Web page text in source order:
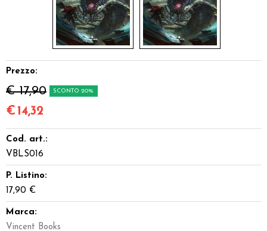
Prezzo:
€ 17,90 SCONTO 20%
€ 14,32
Cod. art.:
VBLS016
P. Listino:
17,90 €
Marca:
Vincent Books